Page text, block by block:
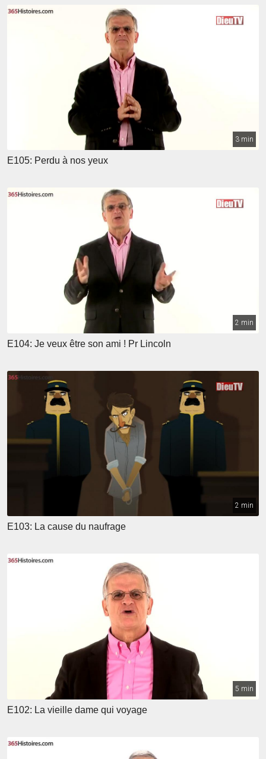
3 min
E105: Perdu à nos yeux
2 min
E104: Je veux être son ami ! Pr Lincoln
2 min
E103: La cause du naufrage
5 min
E102: La vieille dame qui voyage